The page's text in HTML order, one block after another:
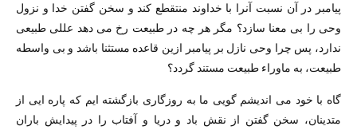
پیامبر در آن نسبت آنرا با خداوند منتقطع کند و سخن گفتن خدا و نزول
وحی را بی معنا سازد؟ مگر هر چه در طبیعت رخ می دهد عللی طبیعی
ندارد، پس چرا وحی نازل بر پیامبر ازین قاعده مستثنا باشد و بی واسطه
طبیعت، به ماوراء طبیعت مستند گردد؟
گاه با خود می اندیشم گویی ما به روزگاری بازگشته ایم که پاره ایی از
متدینان، سخن گفتن از نقش باد و دریا و آفتاب را در پیدایش باران